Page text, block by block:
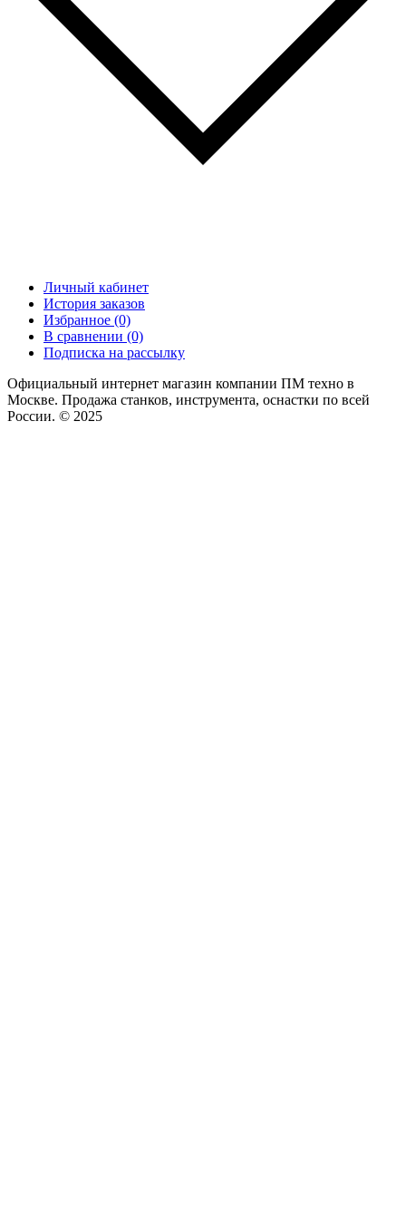
Личный кабинет
История заказов
Избранное (0)
В сравнении (0)
Подписка на рассылку
Официальный интернет магазин компании ПМ техно в
Москве. Продажа станков, инструмента, оснастки по всей
России. © 2025